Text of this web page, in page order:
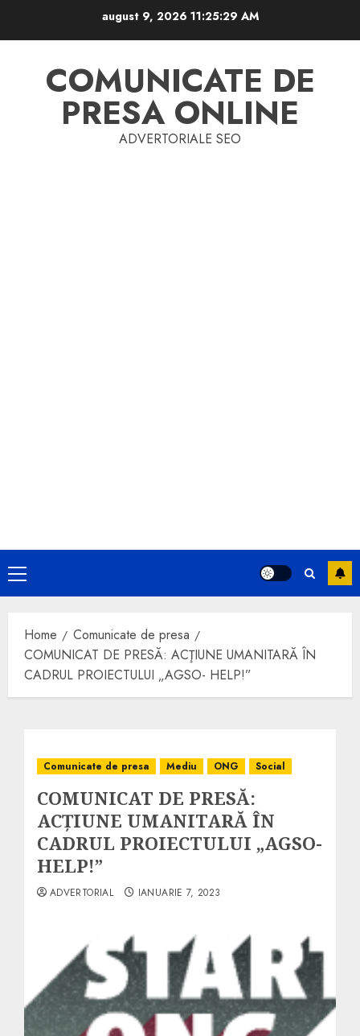
august 9, 2026 11:25:30 AM
COMUNICATE DE
PRESA ONLINE
ADVERTORIALE SEO
Primary
Menu
Home
Comunicate de presa
COMUNICAT DE PRESĂ: ACŢIUNE UMANITARĂ ÎN
CADRUL PROIECTULUI „AGSO- HELP!”
Comunicate de presa Mediu ONG Social
COMUNICAT DE PRESĂ:
ACŢIUNE UMANITARĂ ÎN
CADRUL PROIECTULUI „AGSO-
HELP!”
ADVERTORIAL IANUARIE 7, 2023